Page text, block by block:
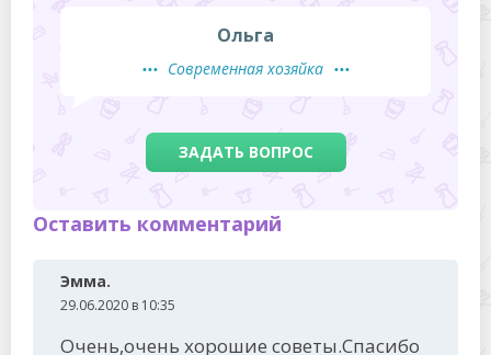
Ольга
Современная хозяйка
ЗАДАТЬ ВОПРОС
Оставить комментарий
Эмма.
29.06.2020 в 10:35
Очень,очень хорошие советы.Спасибо